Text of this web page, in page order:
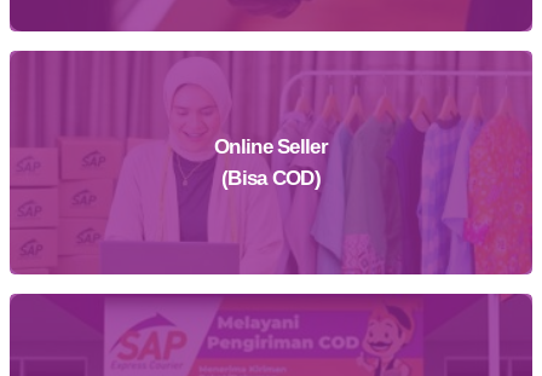
Daftar Sekarang
Online Seller
(Bisa COD)